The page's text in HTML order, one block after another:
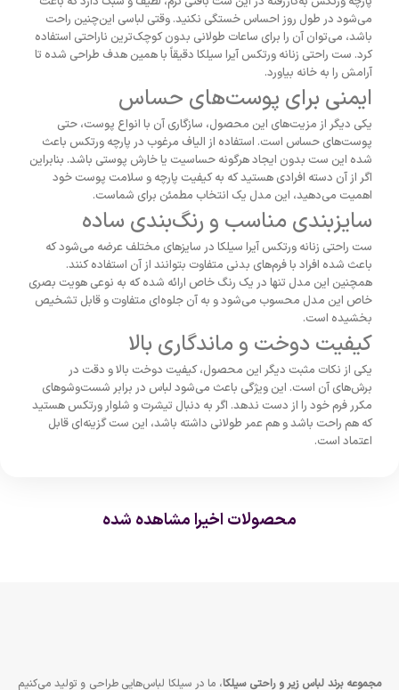
می‌شود در طول روز احساس خستگی نکنید. وقتی لباسی این‌چنین راحت
باشد، می‌توان آن را برای ساعات طولانی بدون کوچک‌ترین ناراحتی استفاده
کرد. ست راحتی زنانه ورتکس آیرا سیلکا دقیقاً با همین هدف طراحی شده تا
آرامش را به خانه بیاورد.
ایمنی برای پوست‌های حساس
یکی دیگر از مزیت‌های این محصول، سازگاری آن با انواع پوست، حتی
پوست‌های حساس است. استفاده از الیاف مرغوب در پارچه ورتکس باعث
شده این ست بدون ایجاد هرگونه حساسیت یا خارش پوستی باشد. بنابراین
اگر از آن دسته افرادی هستید که به کیفیت پارچه و سلامت پوست خود
اهمیت می‌دهید، این مدل یک انتخاب مطمئن برای شماست.
سایزبندی مناسب و رنگ‌بندی ساده
ست راحتی زنانه ورتکس آیرا سیلکا در سایزهای مختلف عرضه می‌شود که
باعث شده افراد با فرم‌های بدنی متفاوت بتوانند از آن استفاده کنند.
همچنین این مدل تنها در یک رنگ خاص ارائه شده که به نوعی هویت بصری
خاص این مدل محسوب می‌شود و به آن جلوه‌ای متفاوت و قابل تشخیص
بخشیده است.
کیفیت دوخت و ماندگاری بالا
یکی از نکات مثبت دیگر این محصول، کیفیت دوخت بالا و دقت در
برش‌های آن است. این ویژگی باعث می‌شود لباس در برابر شست‌وشوهای
مکرر فرم خود را از دست ندهد. اگر به دنبال تیشرت و شلوار ورتکس هستید
که هم راحت باشد و هم عمر طولانی داشته باشد، این ست گزینه‌ای قابل
اعتماد است.
محصولات اخیرا مشاهده شده
مجموعه برند لباس زير و راحتى سيلكا، ما در سیلکا لباس‌هایی طراحی و تولید می‌کنیم